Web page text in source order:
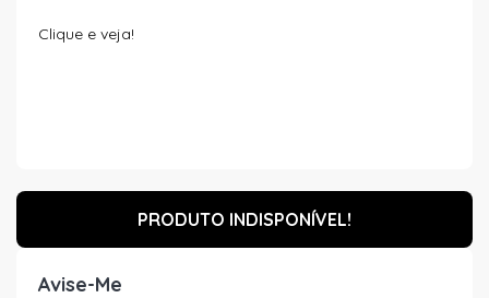
Clique e veja!
PRODUTO INDISPONÍVEL!
Avise-Me